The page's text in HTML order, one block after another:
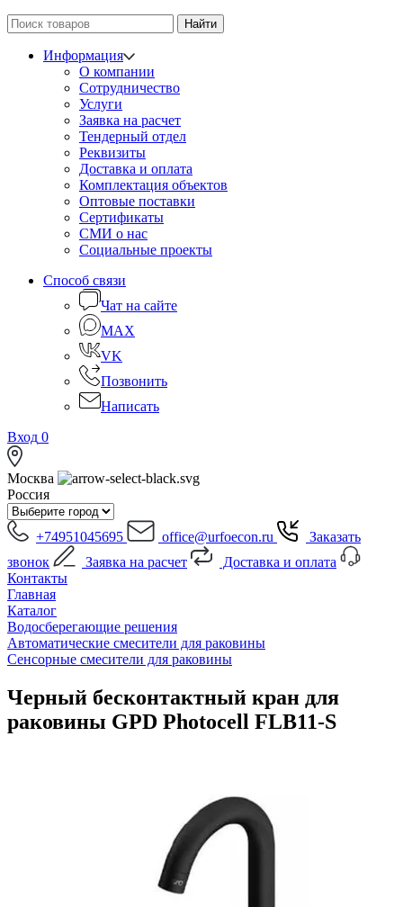
Найти
Информация
О компании
Сотрудничество
Услуги
Заявка на расчет
Тендерный отдел
Реквизиты
Доставка и оплата
Комплектация объектов
Оптовые поставки
Сертификаты
СМИ о нас
Социальные проекты
Способ связи
Чат на сайте
MAX
VK
Позвонить
Написать
Вход 0
Москва
Россия
+74951045695 office@urfoecon.ru
Заказать
звонок
Заявка на расчет
Доставка и оплата
Контакты
Главная
Каталог
Водосберегающие решения
Автоматические смесители для раковины
Сенсорные смесители для раковины
Черный бесконтактный кран для
раковины GPD Photocell FLB11-S